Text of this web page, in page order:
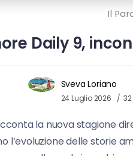
Il
Daily 9,
Sveva Loriano
24 Luglio 2026
la nuova stagione
delle storie